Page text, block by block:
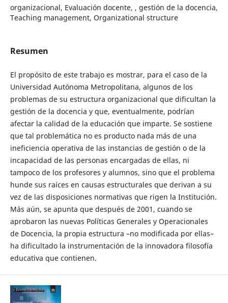
organizacional, Evaluación docente, , gestión de la docencia,
Teaching management, Organizational structure
Resumen
El propósito de este trabajo es mostrar, para el caso de la
Universidad Autónoma Metropolitana, algunos de los
problemas de su estructura organizacional que dificultan la
gestión de la docencia y que, eventualmente, podrían
afectar la calidad de la educación que imparte. Se sostiene
que tal problemática no es producto nada más de una
ineficiencia operativa de las instancias de gestión o de la
incapacidad de las personas encargadas de ellas, ni
tampoco de los profesores y alumnos, sino que el problema
hunde sus raíces en causas estructurales que derivan a su
vez de las disposiciones normativas que rigen la Institución.
Más aún, se apunta que después de 2001, cuando se
aprobaron las nuevas Políticas Generales y Operacionales
de Docencia, la propia estructura –no modificada por ellas–
ha dificultado la instrumentación de la innovadora filosofía
educativa que contienen.